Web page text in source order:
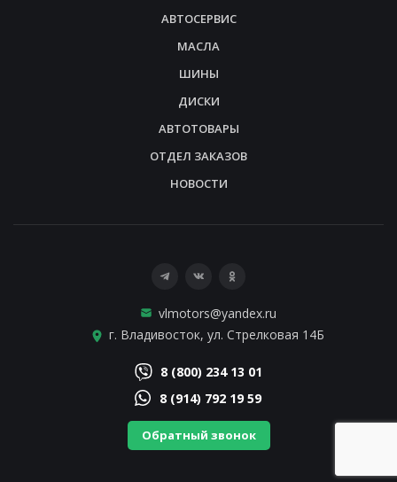
АВТОСЕРВИС
МАСЛА
ШИНЫ
ДИСКИ
АВТОТОВАРЫ
ОТДЕЛ ЗАКАЗОВ
НОВОСТИ
vlmotors@yandex.ru
г. Владивосток, ул. Стрелковая 14Б
8 (800) 234 13 01
8 (914) 792 19 59
Обратный звонок